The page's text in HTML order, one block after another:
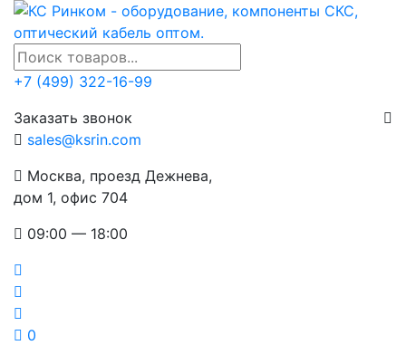
+7 (499) 322-16-99
Заказать звонок
sales@ksrin.com
Москва, проезд Дежнева,
дом 1, офис 704
09:00 — 18:00
0